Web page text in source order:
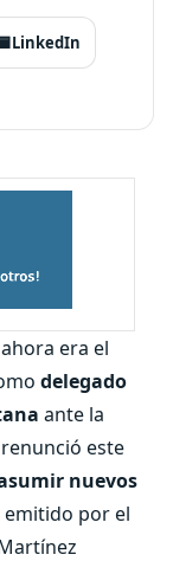
LinkedIn
era el
delegado
ante la
este
nuevos
emitido por el